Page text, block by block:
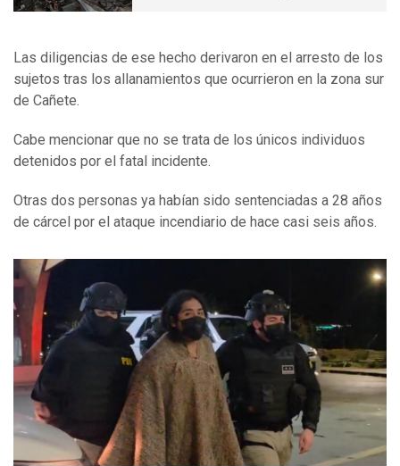
Las diligencias de ese hecho derivaron en el arresto de los
sujetos tras los allanamientos que ocurrieron en la zona sur
de Cañete.
Cabe mencionar que no se trata de los únicos individuos
detenidos por el fatal incidente.
Otras dos personas ya habían sido sentenciadas a 28 años
de cárcel por el ataque incendiario de hace casi seis años.